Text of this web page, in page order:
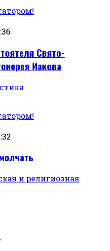
Свято-
Иакова
и религиозная